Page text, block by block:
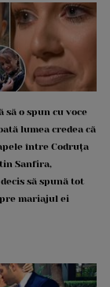
să o spun cu voce
lumea credea că
între Codruța
Sanfira,
să spună tot
mariajul ei